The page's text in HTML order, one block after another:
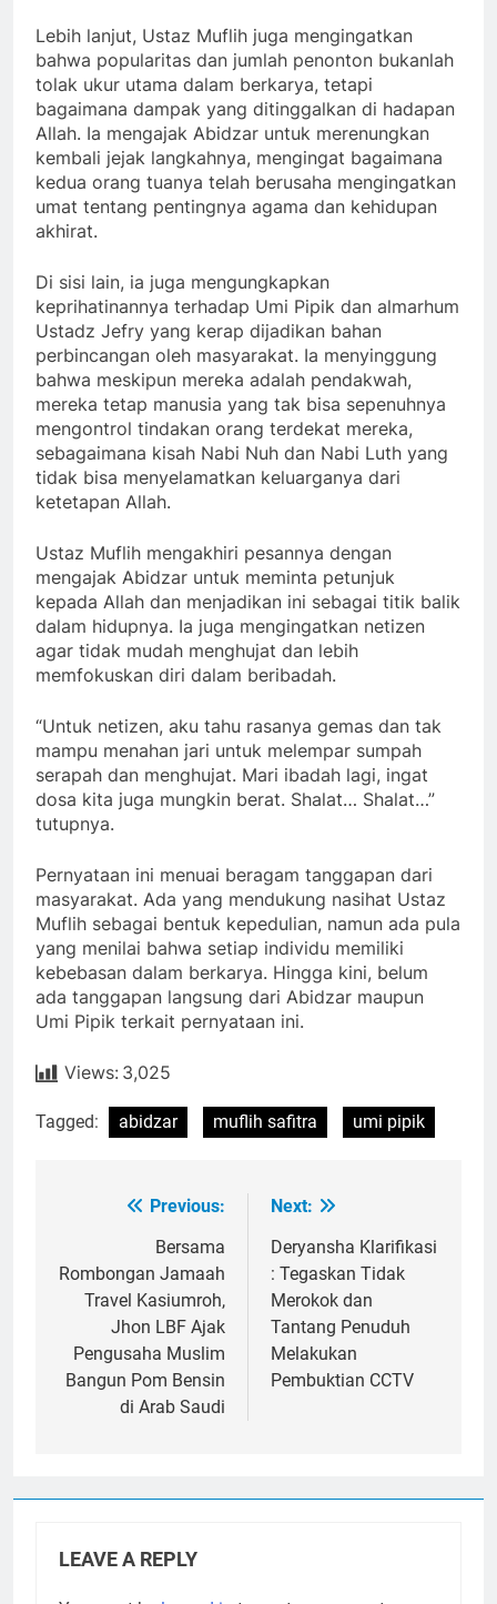
Lebih lanjut, Ustaz Muflih juga mengingatkan
bahwa popularitas dan jumlah penonton bukanlah
tolak ukur utama dalam berkarya, tetapi
bagaimana dampak yang ditinggalkan di hadapan
Allah. Ia mengajak Abidzar untuk merenungkan
kembali jejak langkahnya, mengingat bagaimana
kedua orang tuanya telah berusaha mengingatkan
umat tentang pentingnya agama dan kehidupan
akhirat.
Di sisi lain, ia juga mengungkapkan
keprihatinannya terhadap Umi Pipik dan almarhum
Ustadz Jefry yang kerap dijadikan bahan
perbincangan oleh masyarakat. Ia menyinggung
bahwa meskipun mereka adalah pendakwah,
mereka tetap manusia yang tak bisa sepenuhnya
mengontrol tindakan orang terdekat mereka,
sebagaimana kisah Nabi Nuh dan Nabi Luth yang
tidak bisa menyelamatkan keluarganya dari
ketetapan Allah.
Ustaz Muflih mengakhiri pesannya dengan
mengajak Abidzar untuk meminta petunjuk
kepada Allah dan menjadikan ini sebagai titik balik
dalam hidupnya. Ia juga mengingatkan netizen
agar tidak mudah menghujat dan lebih
memfokuskan diri dalam beribadah.
“Untuk netizen, aku tahu rasanya gemas dan tak
mampu menahan jari untuk melempar sumpah
serapah dan menghujat. Mari ibadah lagi, ingat
dosa kita juga mungkin berat. Shalat… Shalat…”
tutupnya.
Pernyataan ini menuai beragam tanggapan dari
masyarakat. Ada yang mendukung nasihat Ustaz
Muflih sebagai bentuk kepedulian, namun ada pula
yang menilai bahwa setiap individu memiliki
kebebasan dalam berkarya. Hingga kini, belum
ada tanggapan langsung dari Abidzar maupun
Umi Pipik terkait pernyataan ini.
Views: 3,025
Tagged: abidzar muflih safitra umi pipik
navigation
Previous:
Bersama
Rombongan Jamaah
Travel Kasiumroh,
Jhon LBF Ajak
Pengusaha Muslim
Bangun Pom Bensin
di Arab Saudi
Next:
Deryansha Klarifikasi
: Tegaskan Tidak
Merokok dan
Tantang Penuduh
Melakukan
Pembuktian CCTV
LEAVE A REPLY